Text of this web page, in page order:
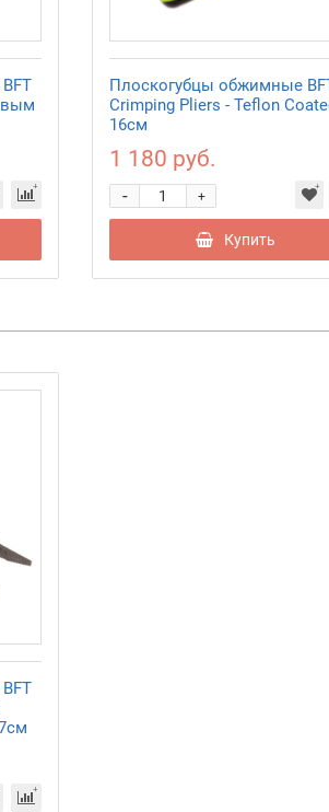
Плоскогубцы обжимные
Crimping Pliers - Teflon
16см
1 180 руб.
+
-
Купить